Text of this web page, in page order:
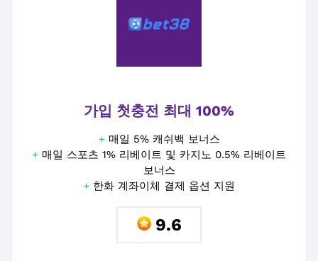
가입 첫충전 최대 100%
+ 매일 5% 캐쉬백 보너스
+ 매일 스포츠 1% 리베이트 및 카지노 0.5% 리베이트
보너스
+ 한화 계좌이체 결제 옵션 지원
9.6